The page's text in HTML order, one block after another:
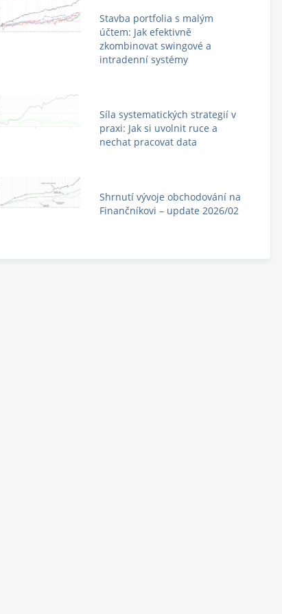
Stavba portfolia s malým
účtem: Jak efektivně
zkombinovat swingové a
intradenní systémy
Síla systematických strategií v
praxi: Jak si uvolnit ruce a
nechat pracovat data
Shrnutí vývoje obchodování na
Finančníkovi – update 2026/02